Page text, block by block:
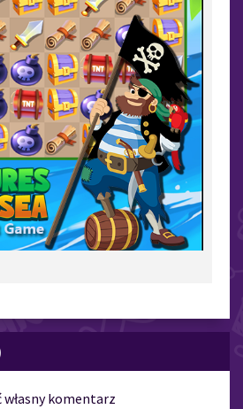
własny komentarz